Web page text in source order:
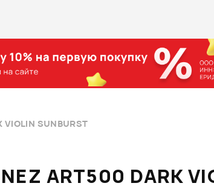
SUNBURST
ART500 DARK